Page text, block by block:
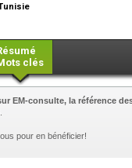
clés
EM-consulte, la référence
pour en bénéficier!